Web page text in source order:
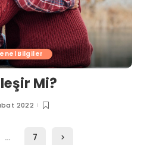
Bilgiler
Mi?
2022
… 7